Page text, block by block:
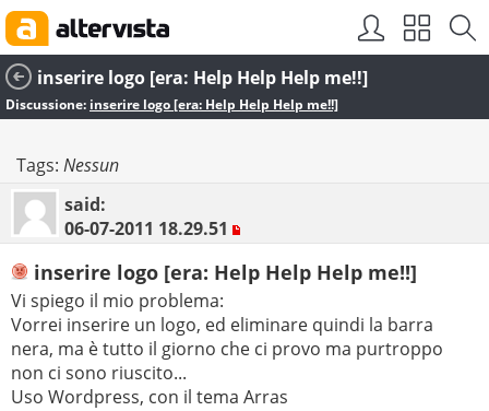
inserire logo [era: Help Help Help me!!]
Discussione: inserire logo [era: Help Help Help me!!]
Tags: Nessun
said:
06-07-2011 18.29.51
inserire logo [era: Help Help Help me!!]
Vi spiego il mio problema:
Vorrei inserire un logo, ed eliminare quindi la barra
nera, ma è tutto il giorno che ci provo ma purtroppo
non ci sono riuscito...
Uso Wordpress, con il tema Arras